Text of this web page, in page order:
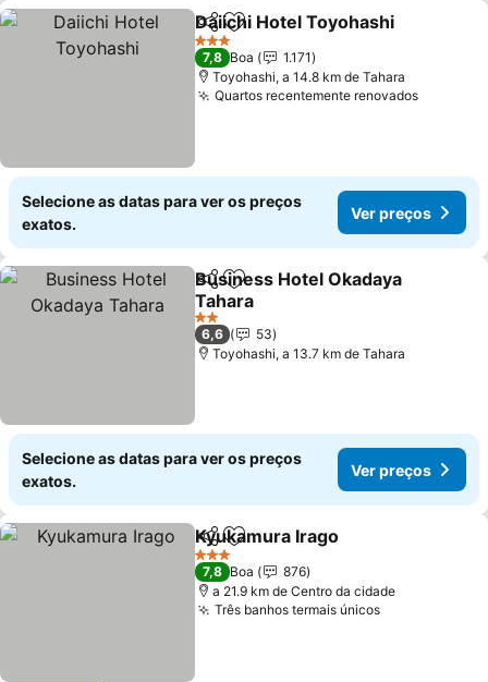
PartilharAdicionar aos favoritos
Daiichi Hotel Toyohashi
3 Estrelas
7,8 Boa
1.171
Toyohashi, a 14.8 km de Tahara
Quartos recentemente renovados
Selecione as datas para ver os preços
exatos.
Ver preços
PartilharAdicionar aos favoritos
Business Hotel Okadaya
Tahara
2 Estrelas
6,6
53
Toyohashi, a 13.7 km de Tahara
Selecione as datas para ver os preços
exatos.
Ver preços
PartilharAdicionar aos favoritos
Kyukamura Irago
3 Estrelas
7,8 Boa
876
a 21.9 km de Centro da cidade
Três banhos termais únicos